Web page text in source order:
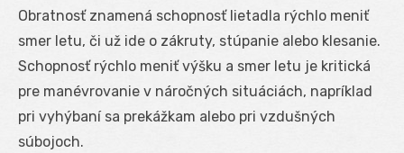
Obratnosť znamená schopnosť lietadla rýchlo meniť
smer letu, či už ide o zákruty, stúpanie alebo klesanie.
Schopnosť rýchlo meniť výšku a smer letu je kritická
pre manévrovanie v náročných situáciách, napríklad
pri vyhýbaní sa prekážkam alebo pri vzdušných
súbojoch.